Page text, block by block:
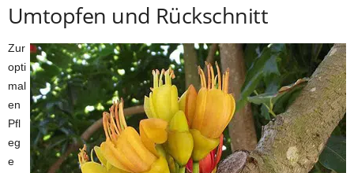
Umtopfen und Rückschnitt
Zur
opti
mal
en
Pfl
eg
e